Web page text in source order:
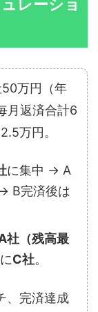
レーショ
50万円（年
月返済合計6
万円。
に集中 → A
B完済後は
社（残高最
C社。
、完済達成